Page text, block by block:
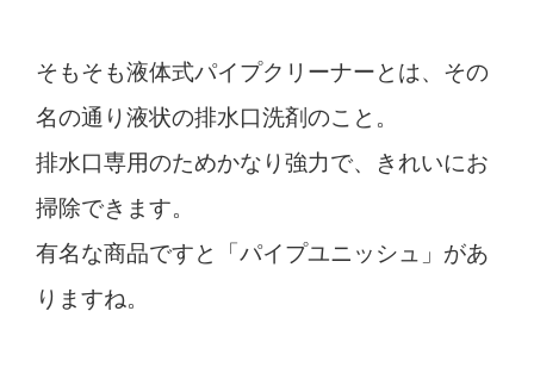
そもそも液体式パイプクリーナーとは、その
名の通り液状の排水口洗剤のこと。
排水口専用のためかなり強力で、きれいにお
掃除できます。
有名な商品ですと「パイプユニッシュ」があ
りますね。